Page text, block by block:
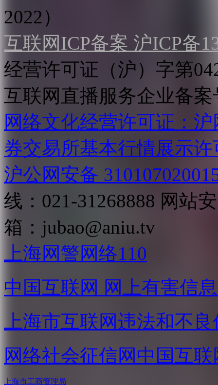
2022）
互联网ICP备案 沪ICP备
经营许可证（沪）字第
互联网直播服务企业备案
网络文化经营许可证：
券交易所基本行情展示许
沪公网安备
线：021-31268888 网站
箱： jubao@aniu.tv
上海网警网络110
中国互联网 网上有害信
上海市互联网违法和不
网络社会征信网 中国互
上海市工商管理局